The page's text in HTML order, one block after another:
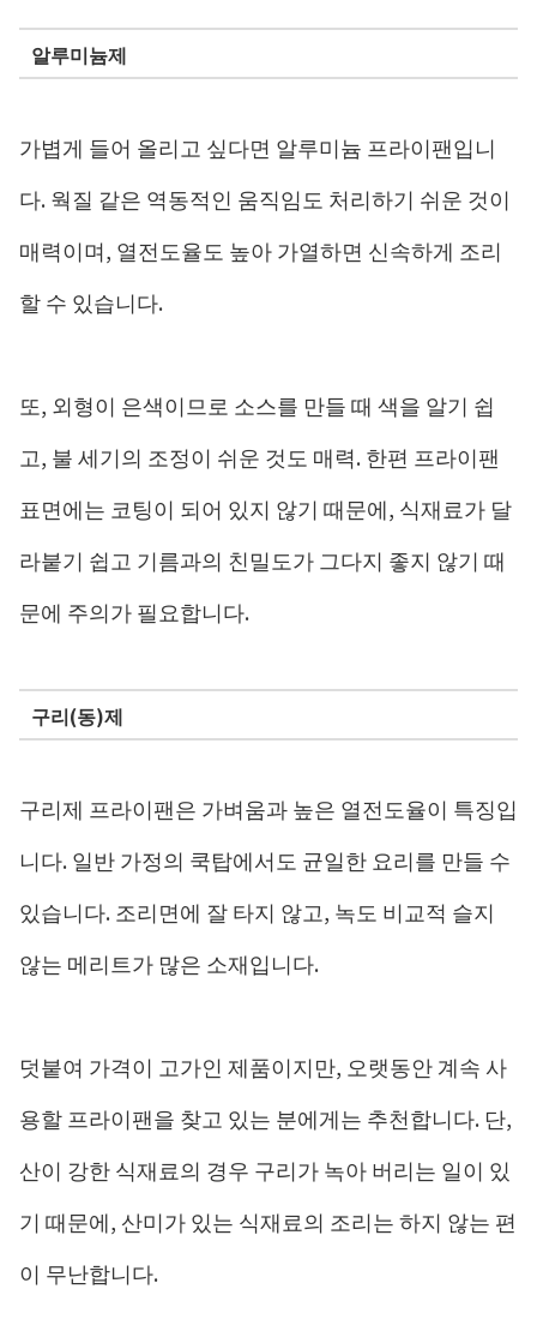
알루미늄제
가볍게 들어 올리고 싶다면 알루미늄 프라이팬입니
다. 웍질 같은 역동적인 움직임도 처리하기 쉬운 것이
매력이며, 열전도율도 높아 가열하면 신속하게 조리
할 수 있습니다.
또, 외형이 은색이므로 소스를 만들 때 색을 알기 쉽
고, 불 세기의 조정이 쉬운 것도 매력. 한편 프라이팬
표면에는 코팅이 되어 있지 않기 때문에, 식재료가 달
라붙기 쉽고 기름과의 친밀도가 그다지 좋지 않기 때
문에 주의가 필요합니다.
구리(동)제
구리제 프라이팬은 가벼움과 높은 열전도율이 특징입
니다. 일반 가정의 쿡탑에서도 균일한 요리를 만들 수
있습니다. 조리면에 잘 타지 않고, 녹도 비교적 슬지
않는 메리트가 많은 소재입니다.
덧붙여 가격이 고가인 제품이지만, 오랫동안 계속 사
용할 프라이팬을 찾고 있는 분에게는 추천합니다. 단,
산이 강한 식재료의 경우 구리가 녹아 버리는 일이 있
기 때문에, 산미가 있는 식재료의 조리는 하지 않는 편
이 무난합니다.